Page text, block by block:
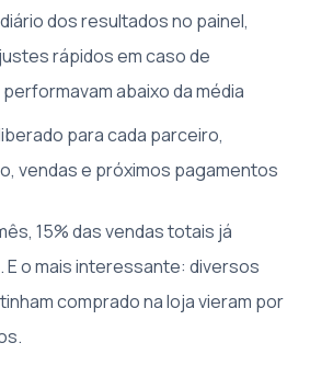
dos resultados no painel,
rápidos em caso de
abaixo da média
para cada parceiro,
vendas e próximos pagamentos
15% das vendas totais já
E o mais interessante: diversos
comprado na loja vieram por